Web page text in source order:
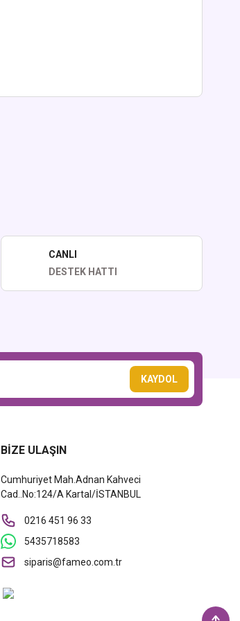
CANLI
DESTEK HATTI
KAYDOL
BİZE ULAŞIN
Cumhuriyet Mah.Adnan Kahveci
Cad..No:124/A Kartal/İSTANBUL
0216 451 96 33
5435718583
siparis@fameo.com.tr